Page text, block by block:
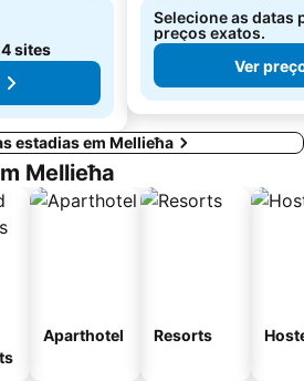
4 sites
Selecione as datas
preços exatos.
Ver
estadias em Mellieħa
Mellieħa
Aparthotel Resorts